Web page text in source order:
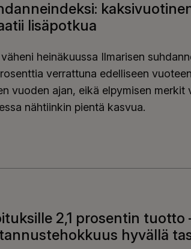
lisäpotkua
heinäkuussa Ilmarisen
verrattuna edelliseen
vuoden ajan, eikä elpymisen merkit
nähtiinkin pientä kasvua.
suhdanneindeksi:
2,1 prosentin tuotto
hyvällä